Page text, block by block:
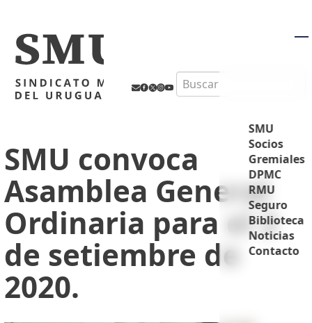
Search
SMU
Socios
Gremiales
DPMC
RMU
Seguro
Biblioteca
Noticias
Contacto
SMU convoca
Asamblea General
Ordinaria para el 2
de setiembre de
2020.